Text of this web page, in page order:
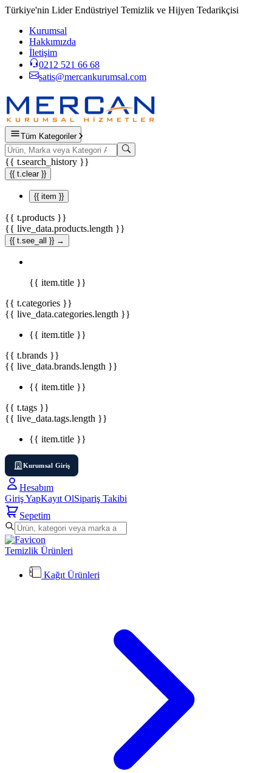
Türkiye'nin Lider Endüstriyel Temizlik ve Hijyen Tedarikçisi
Kurumsal
Hakkımızda
İletişim
0212 521 66 68
satis@mercankurumsal.com
Tüm Kategoriler
{{ t.search_history }}
{{ t.clear }}
{{ item }}
{{ t.products }}
{{ live_data.products.length }}
{{ t.see_all }} →
{{ item.title }}
{{ t.categories }}
{{ live_data.categories.length }}
{{ item.title }}
{{ t.brands }}
{{ live_data.brands.length }}
{{ item.title }}
{{ t.tags }}
{{ live_data.tags.length }}
{{ item.title }}
Kurumsal Giriş
Hesabım
Giriş YapKayıt OlSipariş Takibi
Sepetim
Temizlik Ürünleri
Kağıt Ürünleri